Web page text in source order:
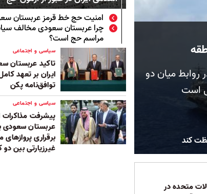
روابط میان دو
است
کند
امنیت حج خط قرمز عربستان
چرا عربستان سعودی مخالف
مراسم حج است؟
سیاسی و اجتماعی
تاکید عربستان
ایران بر تعهد
توافق‌نامه پکن
سیاسی و اجتماعی
پیشرفت مذاکرات
عربستان سعودی
برقراری
غیرزیارتی بین
متحده در